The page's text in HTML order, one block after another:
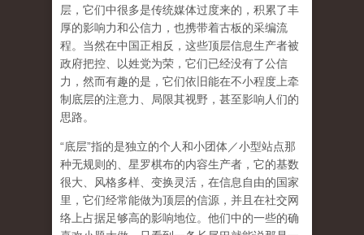
层，它们中很多是传统媒体过度来的，积累了丰
厚的影响力和公信力，也携带着古板的采编流
程。当然在中国正相反，这些顶层信息生产者被
政府把控、以姓党为荣，它们已经没有了公信
力，然而有趣的是，它们依旧能在不小程度上牵
制底层的注意力、局限其视野，甚至影响人们的
思路。
“底层”指的是独立的个人和小团体／小型站点那
种无规则的、星罗棋布的内容生产者，它的基数
很大、风格多样、变换灵活，在信息自由的国家
里，它们经常能做为顶层的信源，并且在社交网
络上占据足够高的影响地位。他们中的一些的确